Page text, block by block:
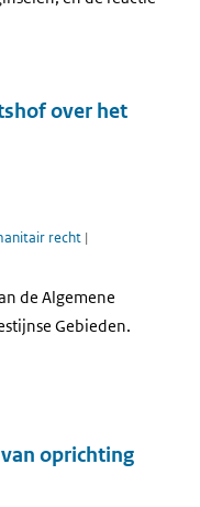
over het
recht |
de Algemene
Gebieden.
oprichting